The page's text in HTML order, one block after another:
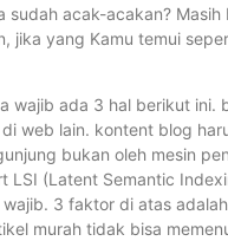
sudah acak-acakan? Masih
jika yang Kamu temui
wajib ada 3 hal berikut ini.
web lain. kontent blog
bukan oleh mesin
LSI (Latent Semantic
3 faktor di atas
murah tidak bisa